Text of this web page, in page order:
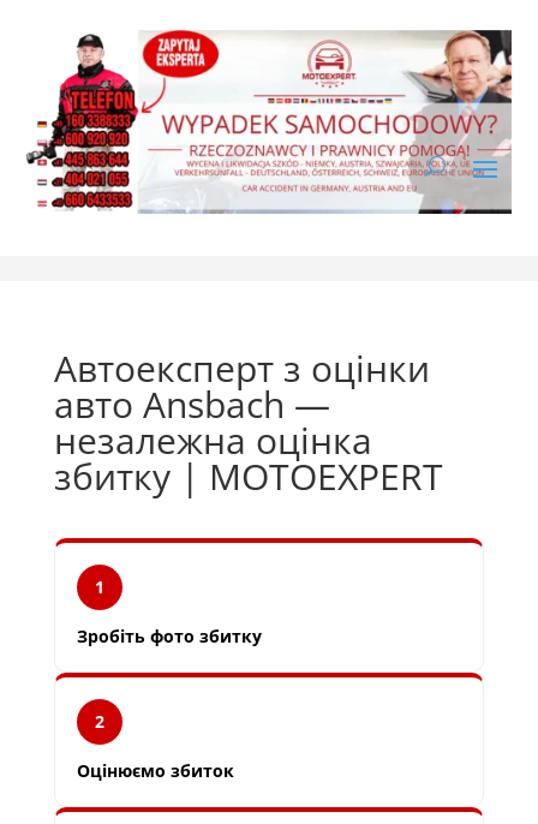
Автоексперт з оцінки
авто Ansbach —
незалежна оцінка
збитку | MOTOEXPERT
1
Зробіть фото збитку
2
Оцінюємо збиток